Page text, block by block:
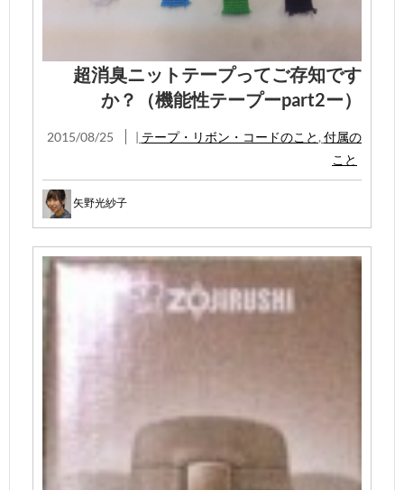
超消臭ニットテープってご存知です
か？（機能性テープーpart2ー）
2015/08/25 | テープ・リボン・コードのこと , 付属の
こと
矢野光紗子